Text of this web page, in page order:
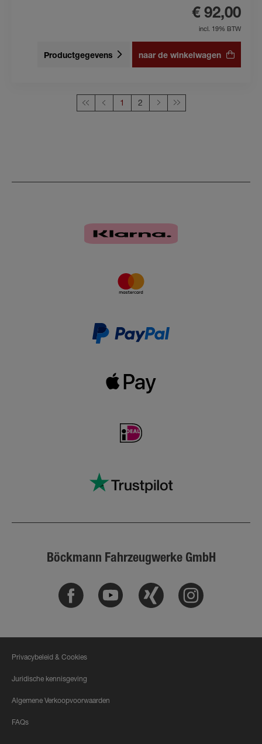
€ 92,00
incl. 19% BTW
Productgegevens naar de winkelwagen
Deze pagina
1 2
Böckmann Fahrzeugwerke GmbH
Facebook Youtube Xing Instagram
Privacybeleid & Cookies
Juridische kennisgeving
Algemene Verkoopvoorwaarden
FAQs